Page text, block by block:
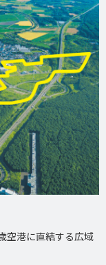
空港に直結する広域